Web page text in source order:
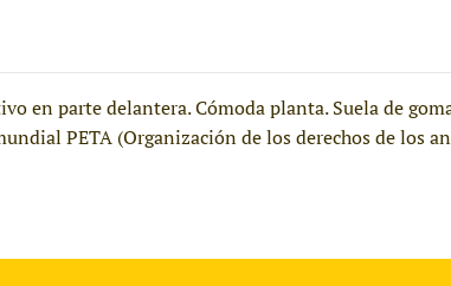
en parte delantera. Cómoda planta. Suela de
PETA (Organización de los derechos de los